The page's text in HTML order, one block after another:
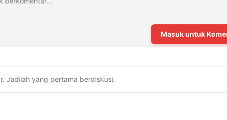
Masuk untuk
Jadilah yang pertama berdiskusi.